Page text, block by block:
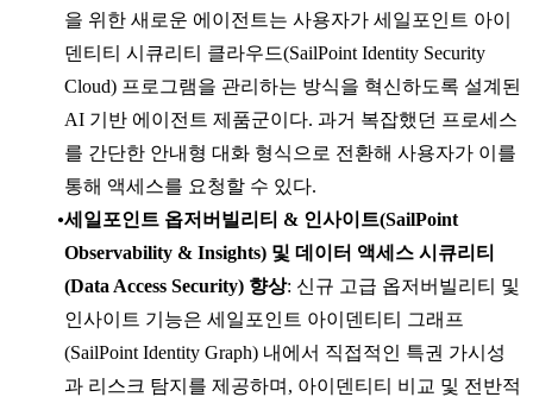
을 위한 새로운 에이전트는 사용자가 세일포인트 아이
덴티티 시큐리티 클라우드(SailPoint Identity Security
Cloud) 프로그램을 관리하는 방식을 혁신하도록 설계된
AI 기반 에이전트 제품군이다. 과거 복잡했던 프로세스
를 간단한 안내형 대화 형식으로 전환해 사용자가 이를
통해 액세스를 요청할 수 있다.
세일포인트 옵저버빌리티 & 인사이트(SailPoint
Observability & Insights) 및 데이터 액세스 시큐리티
(Data Access Security) 향상: 신규 고급 옵저버빌리티 및
인사이트 기능은 세일포인트 아이덴티티 그래프
(SailPoint Identity Graph) 내에서 직접적인 특권 가시성
과 리스크 탐지를 제공하며, 아이덴티티 비교 및 전반적